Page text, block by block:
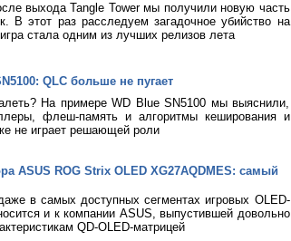
выхода Tangle Tower мы получили новую часть
В этот раз расследуем загадочное убийство на
стала одним из лучших релизов лета
QLC больше не пугает
На примере WD Blue SN5100 мы выяснили,
флеш-память и алгоритмы кеширования и
не играет решающей роли
ASUS ROG Strix OLED XG27AQDMES: самый
в самых доступных сегментах игровых OLED-
и к компании ASUS, выпустившей довольно
QD-OLED-матрицей